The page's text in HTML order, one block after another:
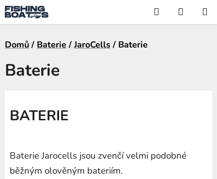
Přejít
na
obsah
Hledat
KOŠÍK
Domů / Baterie / JaroCells / Baterie
Baterie
BATERIE
Baterie Jarocells jsou zvenčí velmi podobné
běžným olověným bateriím.